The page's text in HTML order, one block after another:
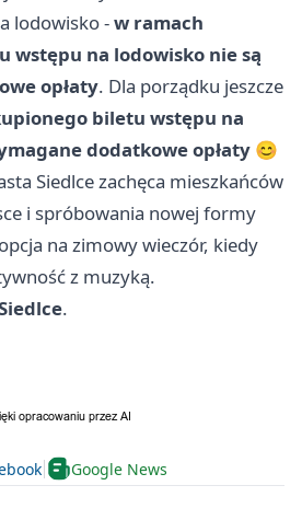
lodowisko -w ramach
wstępu na lodowisko nie są
opłaty. Dla porządku jeszcze
biletu wstępu na
dodatkowe opłaty 😊
Siedlce zachęca mieszkańców
i spróbowania nowej formy
na zimowy wieczór, kiedy
z muzyką.
.
Google News